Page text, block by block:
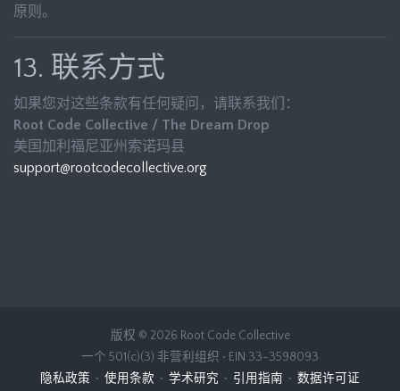
原则。
13. 联系方式
如果您对这些条款有任何疑问，请联系我们：
Root Code Collective / The Dream Drop
美国加利福尼亚州索诺玛县
support@rootcodecollective.org
版权 © 2026 Root Code Collective
一个 501(c)(3) 非营利组织 • EIN 33-3598093
隐私政策 • 使用条款 • 学术研究 • 引用指南 • 数据许可证